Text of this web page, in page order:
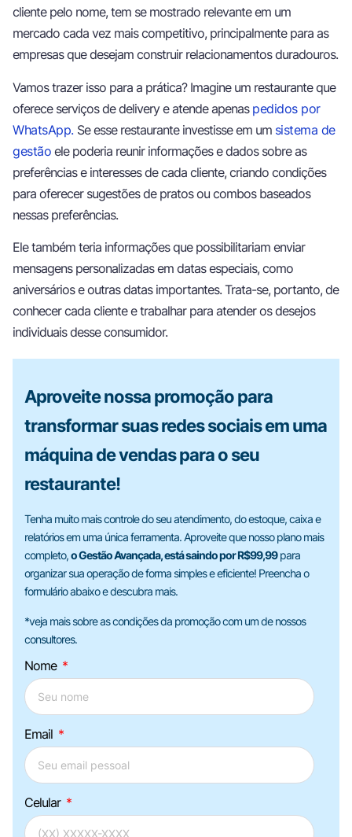
cliente pelo nome, tem se mostrado relevante em um
mercado cada vez mais competitivo, principalmente para as
empresas que desejam construir relacionamentos duradouros.
Vamos trazer isso para a prática? Imagine um restaurante que
oferece serviços de delivery e atende apenas pedidos por
WhatsApp. Se esse restaurante investisse em um sistema de
gestão ele poderia reunir informações e dados sobre as
preferências e interesses de cada cliente, criando condições
para oferecer sugestões de pratos ou combos baseados
nessas preferências.
Ele também teria informações que possibilitariam enviar
mensagens personalizadas em datas especiais, como
aniversários e outras datas importantes. Trata-se, portanto, de
conhecer cada cliente e trabalhar para atender os desejos
individuais desse consumidor.
Aproveite nossa promoção para
transformar suas redes sociais em uma
máquina de vendas para o seu
restaurante!
Tenha muito mais controle do seu atendimento, do estoque, caixa e
relatórios em uma única ferramenta. Aproveite que nosso plano mais
completo,o Gestão Avançada, está saindo por R$99,99para
organizar sua operação de forma simples e eficiente! Preencha o
formulário abaixo e descubra mais.
*veja mais sobre as condições da promoção com um de nossos
consultores.
Nome
Email
Celular